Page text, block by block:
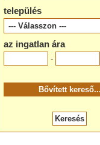
település
az ingatlan ára
-